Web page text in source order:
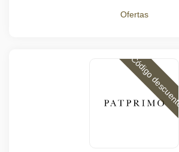
Ofertas
Código descuento